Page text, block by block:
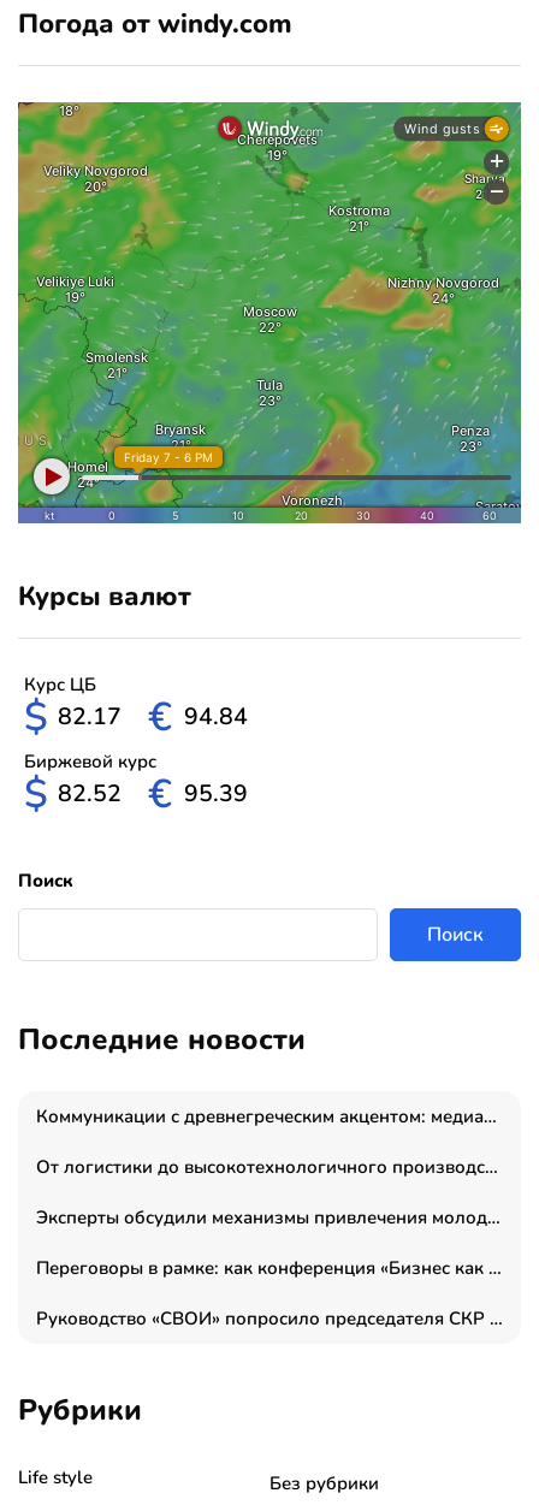
Погода от windy.com
Курсы валют
Курс ЦБ
$ 82.17 € 94.84
Биржевой курс
$ 82.52 € 95.39
Поиск
Поиск
Последние новости
Коммуникации с древнегреческим акцентом: медиаменеджер и журналист Владимир Дергачев запустил коммуникационное агентство «Сократ 2.0»
От логистики до высокотехнологичного производства: как основатель “гагаринга” выстраивает экосистему безопасности и гражданских БПЛА
Эксперты обсудили механизмы привлечения молодых специалистов в промышленные города
Переговоры в рамке: как конференция «Бизнес как искусство» переформатирует деловой этикет в стенах ТПП РФ
Руководство «СВОИ» попросило председателя СКР дать правовую оценку обысков в тыловом штабе
Рубрики
Life style Без рубрики